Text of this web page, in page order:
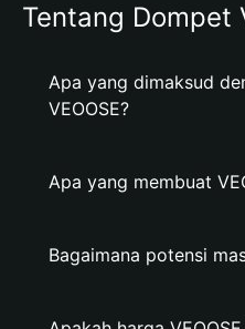
Tentang Dompet
Apa yang dimaksud
VEOOSE?
Apa yang membuat
Bagaimana potensi